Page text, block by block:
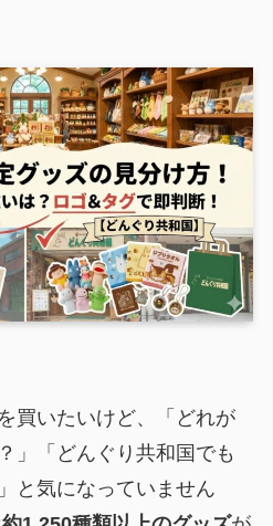
買いたいけど、「どれが
」「どんぐり共和国でも
と気になっていません